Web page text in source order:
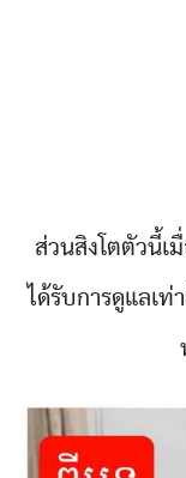
ส่วนสิงโตตัวนี้เ
ได้รับการดูแลเ